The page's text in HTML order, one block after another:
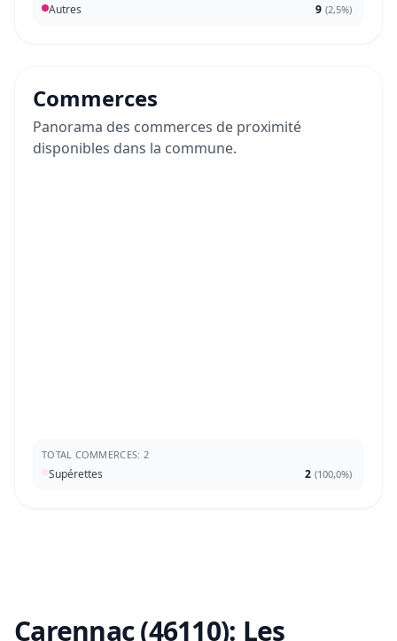
Autres 9 (2,5%)
Commerces
Panorama des commerces de proximité
disponibles dans la commune.
TOTAL COMMERCES: 2
Supérettes 2 (100,0%)
Carennac (46110): Les